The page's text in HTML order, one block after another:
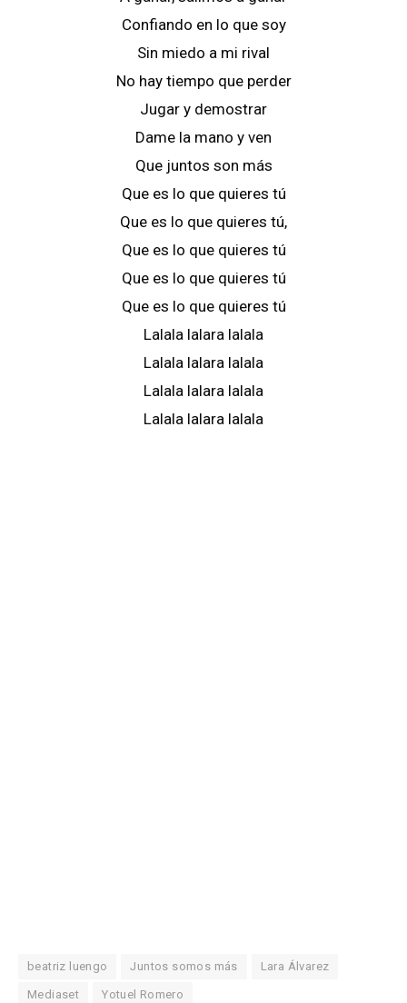
Confiando en lo que soy
Sin miedo a mi rival
No hay tiempo que perder
Jugar y demostrar
Dame la mano y ven
Que juntos son más
Que es lo que quieres tú
Que es lo que quieres tú,
Que es lo que quieres tú
Que es lo que quieres tú
Que es lo que quieres tú
Lalala lalara lalala
Lalala lalara lalala
Lalala lalara lalala
Lalala lalara lalala
beatriz luengo Juntos somos más Lara Álvarez
Mediaset Yotuel Romero